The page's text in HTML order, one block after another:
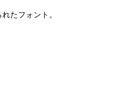
たフォント。